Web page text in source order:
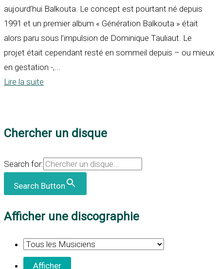
aujourd’hui Balkouta. Le concept est pourtant né depuis
1991 et un premier album « Génération Balkouta » était
alors paru sous l’impulsion de Dominique Tauliaut. Le
projet était cependant resté en sommeil depuis – ou mieux
en gestation -,...
Lire la suite
Chercher un disque
Search for:
Search Button
Afficher une discographie